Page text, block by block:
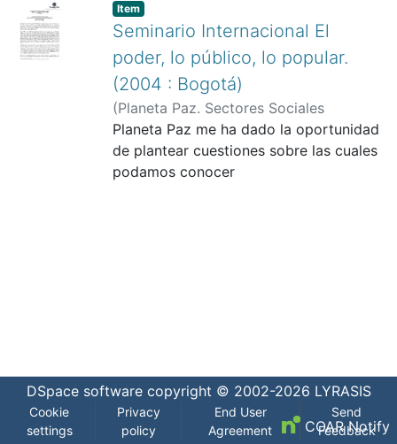
Item
Seminario Internacional El
poder, lo público, lo popular.
(2004 : Bogotá)
(Planeta Paz. Sectores Sociales
Populares para la Paz de Colombia,
2004-11)Planeta Paz. Sectores Sociales
Populares para la Paz de Colombia
Planeta Paz me ha dado la oportunidad
de plantear cuestiones sobre las cuales
podamos conocer
las discusiones y en los trabajos
posteriores, en base a su experiencia,
sean examinados y
DSpace softwarecopyright © 2002-2026 LYRASIS
Cookie
settings
Privacy
policy
End User
Agreement
Send
Feedback
COAR Notify